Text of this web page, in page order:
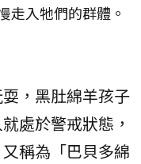
走入牠們的群體。
，黑肚綿羊孩子
處於警戒狀態，
稱為「巴貝多綿